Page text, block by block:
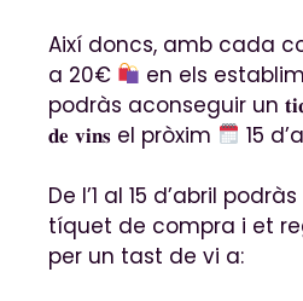
Així doncs, amb cada
a 20€
en els
podràs aconseguir un
𝐝𝐞 𝐯𝐢𝐧𝐬 el pròxim
15
De l’1 al 15 d’abril
tíquet de compra i et
per un tast de vi a: